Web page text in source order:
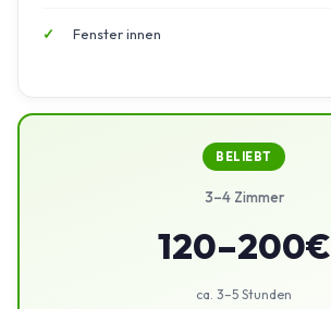
Fenster innen
BELIEBT
3–4 Zimmer
120–200€
ca. 3–5 Stunden